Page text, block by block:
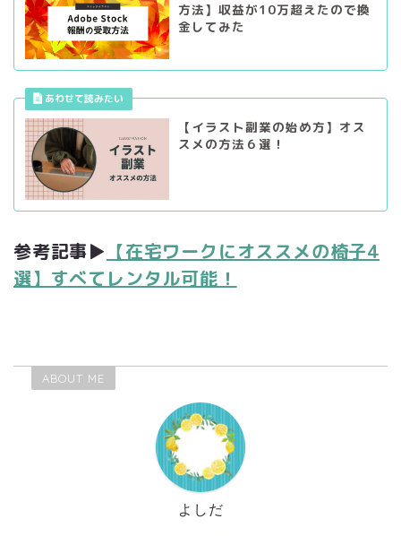
方法】収益が10万超えたので換
金してみた
【イラスト副業の始め方】オス
スメの方法６選！
参考記事▶︎ 【在宅ワークにオススメの椅子4
選】すべてレンタル可能！
ABOUT ME
よしだ